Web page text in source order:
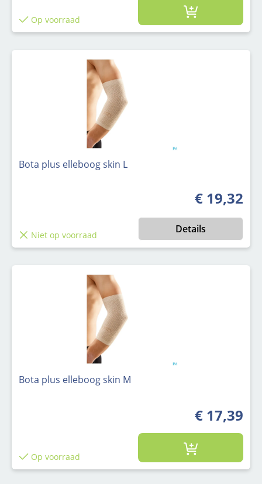
Op voorraad
Bota plus elleboog skin L
Normale
€ 19,32
Niet op voorraad Details
Bota plus elleboog skin M
€ 17,39
Op voorraad